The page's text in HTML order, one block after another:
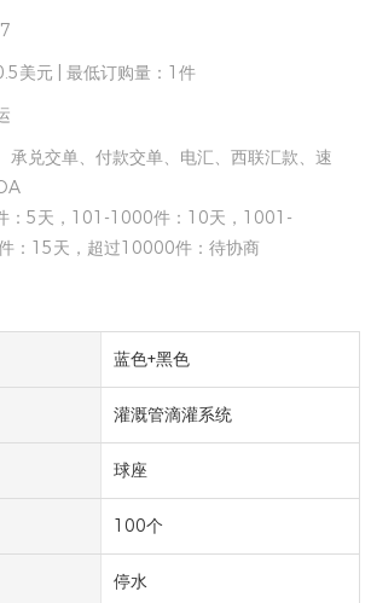
美元 | 最低订购量：1件
承兑交单、付款交单、电汇、西联汇款、速
：5天，101-1000件：10天，1001-
：15天，超过10000件：待协商
蓝色+黑色
灌溉管滴灌系统
球座
100个
停水